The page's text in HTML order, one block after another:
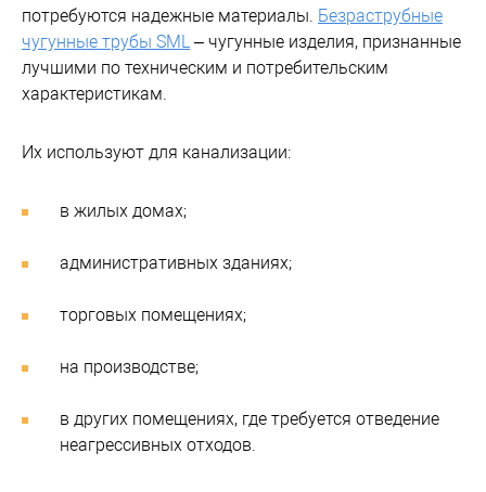
потребуются надежные материалы. Безраструбные
чугунные трубы SML – чугунные изделия, признанные
лучшими по техническим и потребительским
характеристикам.
Их используют для канализации:
в жилых домах;
административных зданиях;
торговых помещениях;
на производстве;
в других помещениях, где требуется отведение
неагрессивных отходов.